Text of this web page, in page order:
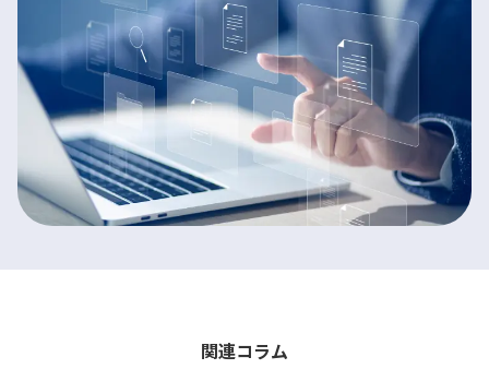
関連コラム